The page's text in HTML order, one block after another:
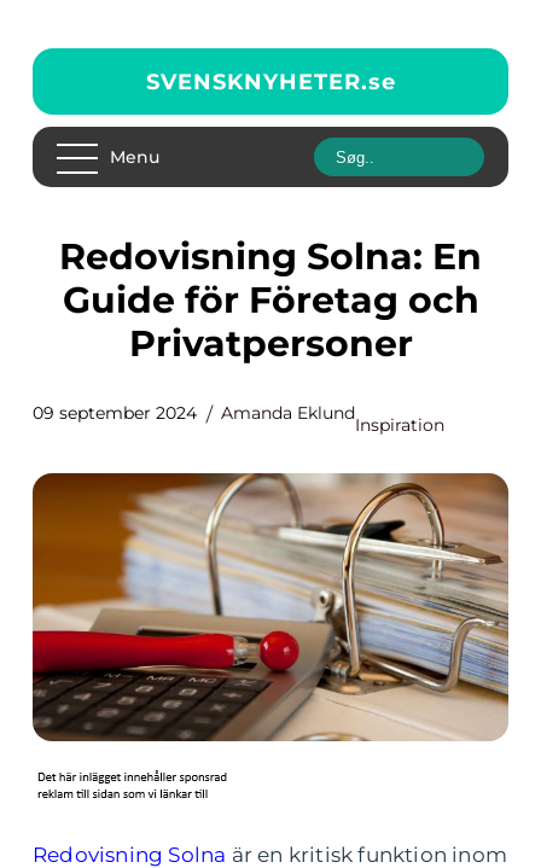
SVENSKNYHETER.se
Menu
Redovisning Solna: En
Guide för Företag och
Privatpersoner
09 september 2024 Amanda Eklund
Inspiration
Redovisning Solna är en kritisk funktion inom